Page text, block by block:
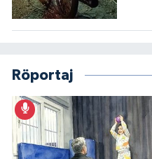
Röportaj